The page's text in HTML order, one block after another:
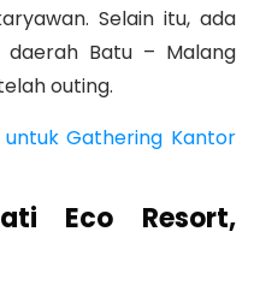
Selain itu, ada
Batu – Malang
outing.
untuk Gathering Kantor
Eco Resort,